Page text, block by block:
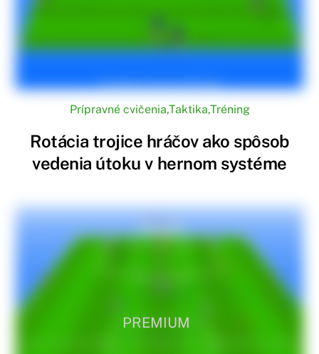
Prípravné cvičenia,Taktika,Tréning
Rotácia trojice hráčov ako spôsob
vedenia útoku v hernom systéme
PREMIUM